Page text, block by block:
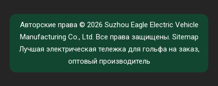
Авторские права © 2026 Suzhou Eagle Electric Vehicle
Manufacturing Co., Ltd. Все права защищены. Sitemap
Лучшая электрическая тележка для гольфа на заказ,
оптовый производитель